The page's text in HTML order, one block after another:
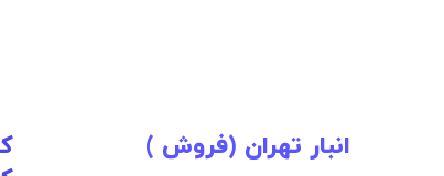
انبار تهران (فروش )